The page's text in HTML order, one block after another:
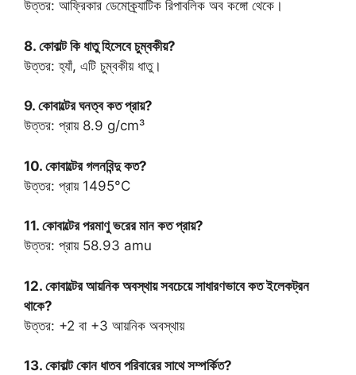
উত্তর: আফ্রিকার ডেমোক্র্যাটিক রিপাবলিক অব কঙ্গো থেকে।
8. কোবাল্ট কি ধাতু হিসেবে চুম্বকীয়?
উত্তর: হ্যাঁ, এটি চুম্বকীয় ধাতু।
9. কোবাল্টের ঘনত্ব কত প্রায়?
উত্তর: প্রায় 8.9 g/cm³
10. কোবাল্টের গলনবিন্দু কত?
উত্তর: প্রায় 1495°C
11. কোবাল্টের পরমাণু ভরের মান কত প্রায়?
উত্তর: প্রায় 58.93 amu
12. কোবাল্টের আয়নিক অবস্থায় সবচেয়ে সাধারণভাবে কত ইলেকট্রন
থাকে?
উত্তর: +2 বা +3 আয়নিক অবস্থায়
13. কোবাল্ট কোন ধাতব পরিবারের সাথে সম্পর্কিত?